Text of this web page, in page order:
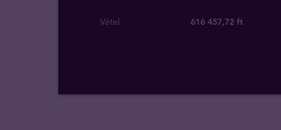
Vétel 616 457,72 ft